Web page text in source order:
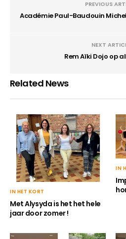
PREVIOUS
Académie Paul-Baudouin
NEXT
Rem Aïki Dojo op
Related News
IN HET KORT
Met Alysyda is het het hele
jaar door zomer !
IN